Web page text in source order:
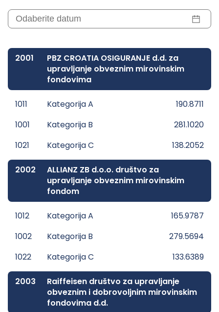
2001
PBZ CROATIA OSIGURANJE d.d. za
upravljanje obveznim mirovinskim
fondovima
1011 Kategorija A
190.8711
1001
Kategorija B
281.1020
1021
Kategorija C 138.2052
2002
ALLIANZ ZB d.o.o. društvo za
upravljanje obveznim mirovinskim
fondom
1012 Kategorija A
165.9787
1002
Kategorija B
279.5694
1022
Kategorija C 133.6389
2003
Raiffeisen društvo za upravljanje
obveznim i dobrovoljnim mirovinskim
fondovima d.d.